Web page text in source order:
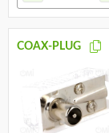
COAX-PLUG